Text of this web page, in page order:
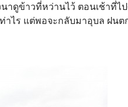
นาดูข้าวที่หว่านไว้ ตอนเช้าที่ไ
าไร แต่พอจะกลับมาอุบล ฝน